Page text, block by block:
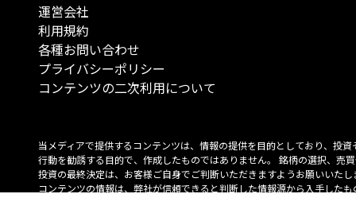
運営会社
利用規約
各種お問い合わせ
プライバシーポリシー
コンテンツの二次利用について
当メディアで提供するコンテンツは、情報の提供を目的としており、投資
行動を勧誘する目的で、作成したものではありません。 銘柄の選択、売
投資の最終決定は、お客様ご自身でご判断いただきますようお願いいたし
コンテンツの情報は、弊社が信頼できると判断した情報源から入手したも